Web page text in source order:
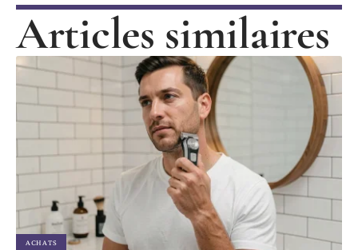
Articles similaires
ACHATS